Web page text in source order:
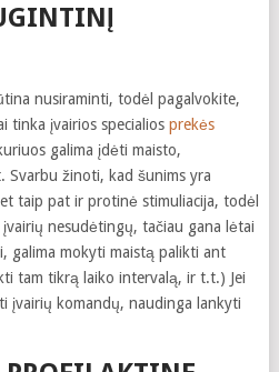
nusiraminti, todėl pagalvokite,
tinka įvairios specialios prekės
galima įdėti maisto,
Svarbu žinoti, kad šunims yra
taip pat ir protinė stimuliacija, todėl
nesudėtingų, tačiau gana lėtai
galima mokyti maistą palikti ant
tam tikrą laiko intervalą, ir t.t.) Jei
įvairių komandų, naudinga lankyti